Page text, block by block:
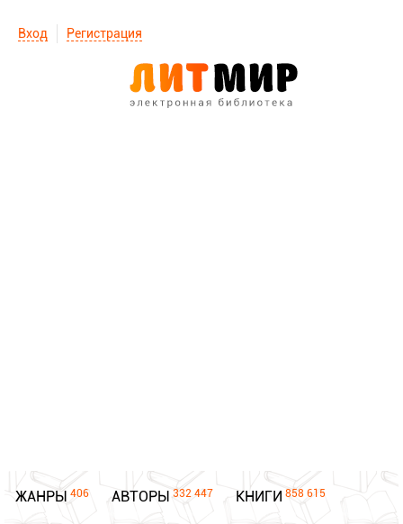
Вход Регистрация
ЖАНРЫ 406 АВТОРЫ 332 447 КНИГИ 858 615